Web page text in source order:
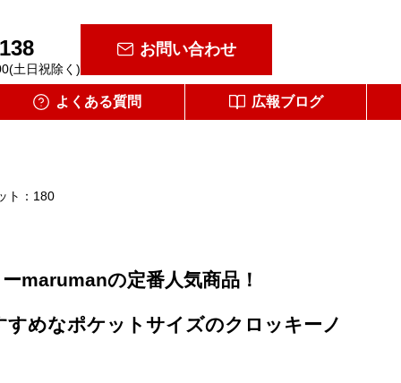
土日祝除く)
お問い合わせ
よくある質問 広報ブログ
ト：180
marumanの定番人気商品！
めなポケットサイズのクロッキーノ